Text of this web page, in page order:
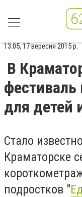
13:05, 17 вересня 2015 р.
В
для детей
Стало
Краматорске
подростков "